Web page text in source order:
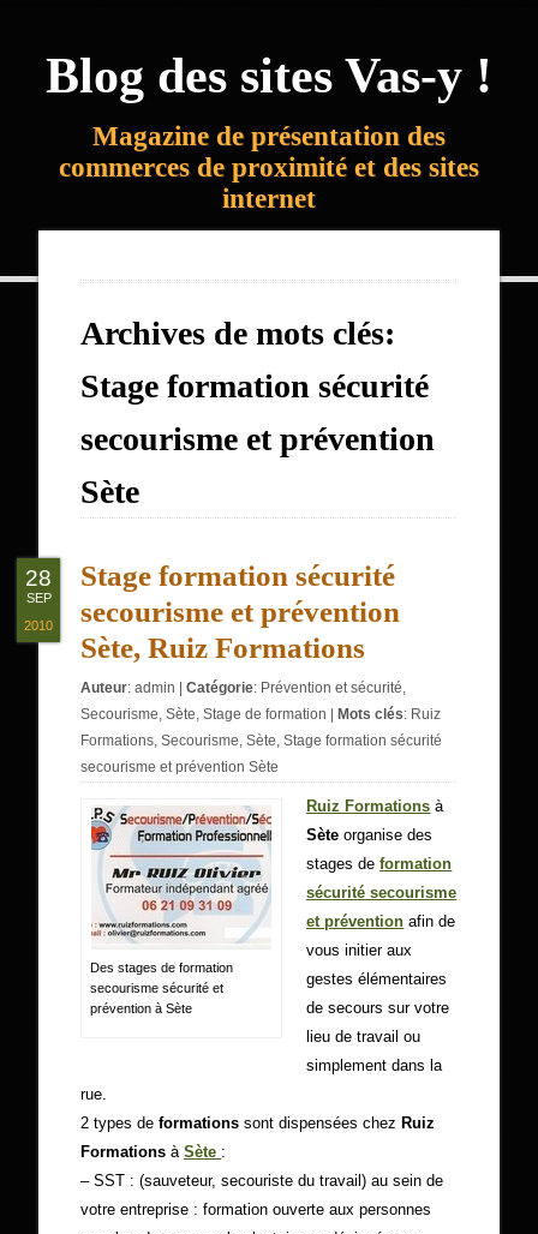
Blog des sites Vas-y !
Magazine de présentation des
commerces de proximité et des sites
internet
Archives de mots clés:
Stage formation sécurité
secourisme et prévention
Sète
Stage formation sécurité
secourisme et prévention
Sète, Ruiz Formations
Auteur:admin |Catégorie: Prévention et sécurité,
Secourisme,Sète,Stage de formation Mots clés: Ruiz
Formations,Secourisme,Sète,Stage formation sécurité
secourisme et prévention Sète
Des stages de formation
secourisme sécurité et
prévention à Sète
Ruiz Formations à
Sèteorganise des
stages deformation
sécurité secourisme
et prévention afin de
vous initier aux
gestes élémentaires
de secours sur votre
lieu de travail ou
simplement dans la
rue.
2 types deformationssont dispensées chez Ruiz
Formations àSète :
– SST : (sauveteur, secouriste du travail) au sein de
votre entreprise : formation ouverte aux personnes
28
SEP
2010